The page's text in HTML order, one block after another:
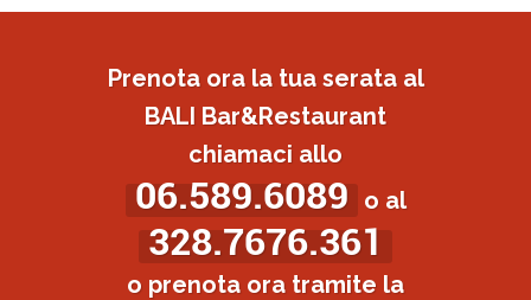
Prenota ora la tua serata al
BALI Bar&Restaurant
chiamaci allo
06.589.6089 o al
328.7676.361
o prenota ora tramite la